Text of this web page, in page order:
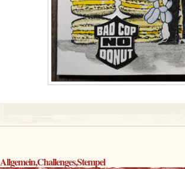
Allgemein,Challenges,Stempel